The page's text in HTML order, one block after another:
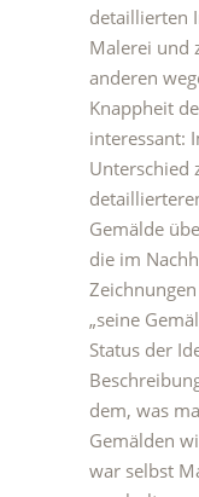
detaillierten
Malerei und
anderen
Knappheit
interessant:
Unterschied
Gemälde
die im
„seine
Status der
dem, was
Gemälden
war selbst